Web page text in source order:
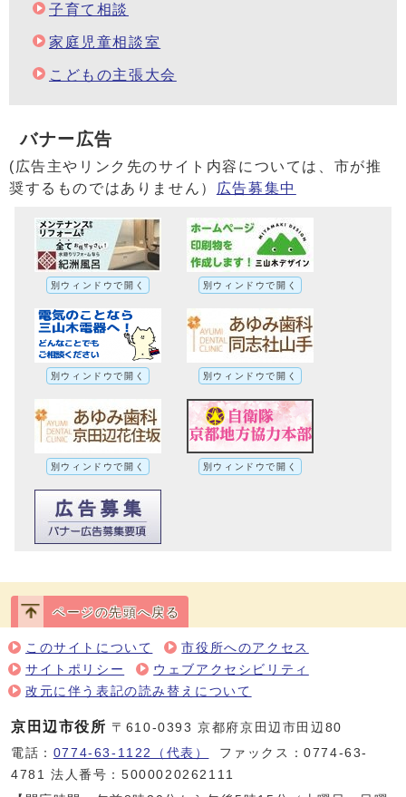
子育て相談
家庭児童相談室
こどもの主張大会
バナー広告
(広告主やリンク先のサイト内容については、市が推
奨するものではありません）
広告募集中
別ウィンドウで開く 別ウィンドウで開く
別ウィンドウで開く 別ウィンドウで開く
別ウィンドウで開く 別ウィンドウで開く
ページの先頭へ戻る
このサイトについて
市役所へのアクセス
サイトポリシー
ウェブアクセシビリティ
改元に伴う表記の読み替えについて
京田辺市役所 〒610-0393 京都府京田辺市田辺80
電話： 0774-63-1122（代表）
ファックス：0774-63-
4781 法人番号：5000020262111